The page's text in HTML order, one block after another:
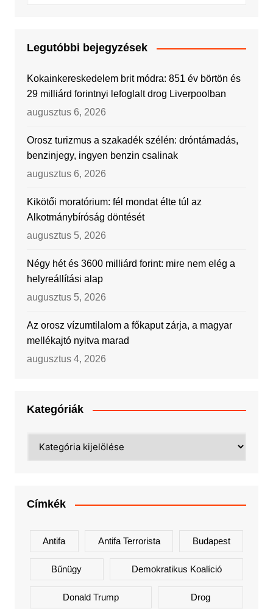
Legutóbbi bejegyzések
Kokainkereskedelem brit módra: 851 év börtön és
29 milliárd forintnyi lefoglalt drog Liverpoolban
augusztus 6, 2026
Orosz turizmus a szakadék szélén: dróntámadás,
benzinjegy, ingyen benzin csalinak
augusztus 6, 2026
Kikötői moratórium: fél mondat élte túl az
Alkotmánybíróság döntését
augusztus 5, 2026
Négy hét és 3600 milliárd forint: mire nem elég a
helyreállítási alap
augusztus 5, 2026
Az orosz vízumtilalom a főkaput zárja, a magyar
mellékajtó nyitva marad
augusztus 4, 2026
Kategóriák
Címkék
Antifa Antifa Terrorista Budapest
Bűnügy Demokratikus Koalíció
Donald Trump Drog